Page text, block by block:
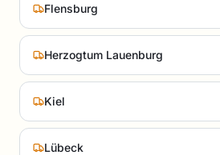
Flensburg
Herzogtum Lauenburg
Kiel
Lübeck